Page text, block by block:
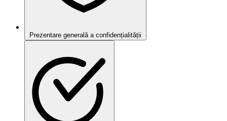
Prezentare generală a confidențialității